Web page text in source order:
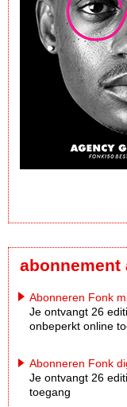
abonnement
Abonneren Fonk
Je ontvangt 26
onbeperkt online
Abonneren Fonk
Je ontvangt 26
toegang